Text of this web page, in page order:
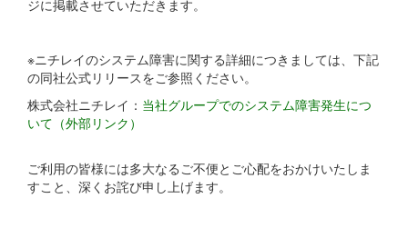
ジに掲載させていただきます。
※ニチレイのシステム障害に関する詳細につきましては、下記
の同社公式リリースをご参照ください。
株式会社ニチレイ： 当社グループでのシステム障害発生につ
いて（外部リンク）
ご利用の皆様には多大なるご不便とご心配をおかけいたしま
すこと、深くお詫び申し上げます。